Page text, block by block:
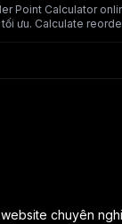
Point Calculator
tối ưu. Calculate
chuyên